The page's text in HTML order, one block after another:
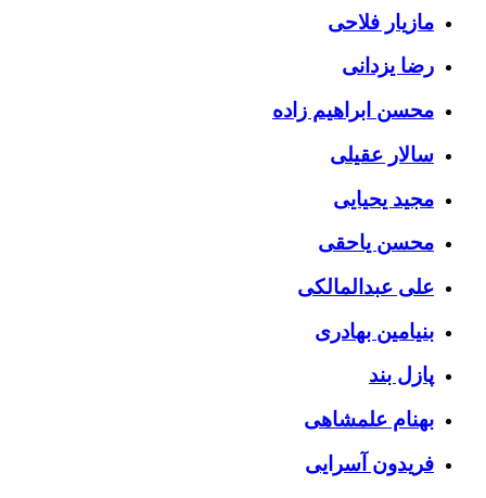
مازیار فلاحی
رضا یزدانی
محسن ابراهیم زاده
سالار عقیلی
مجید یحیایی
محسن یاحقی
علی عبدالمالکی
بنیامین بهادری
پازل بند
بهنام علمشاهی
فریدون آسرایی